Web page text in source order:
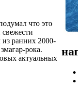
что это
ранних 2000-
рока.
актуальных